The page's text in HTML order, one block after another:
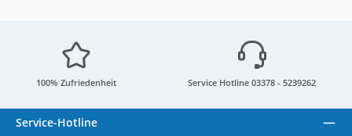
100% Zufriedenheit Service Hotline 03378 - 5239262
Service-Hotline